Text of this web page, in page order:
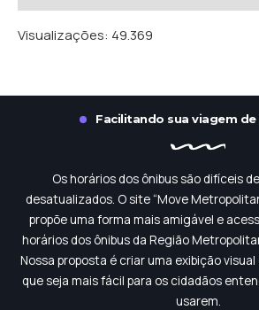
Visualizações: 49.369
Facilitando sua viagem
Os horários dos ônibus são difíceis
desatualizados. O site “Move
propõe uma forma mais amigável e
horários dos ônibus da Região
Nossa proposta é criar uma exibição
que seja mais fácil para os cidadãos
usarem.